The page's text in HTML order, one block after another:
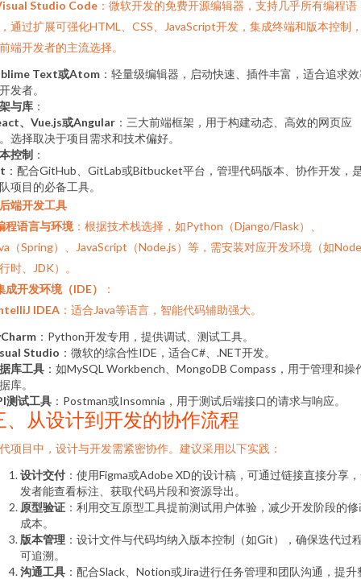
Studio Code ：微软开发的免费开源编辑器，支持几乎所有编程语
通过扩展可强化HTML、CSS、JavaScript开发，集成终端和版本控制
端开发者的主流选择。
Text或Atom ：轻量级编辑器，启动快速、插件丰富，适合追求
发者。
与库 ：
、Vue.js或Angular ：三大前端框架，用于构建动态、高效的网页应
选择取决于项目需求和技术偏好。
控制 ：
：配合GitHub、GitLab或Bitbucket平台，管理代码版本、协作开发，
项目的必备工具。
端开发工具
程语言与环境 ：根据技术栈选择，如Python（Django/Flask）、
（Spring）、JavaScript（Node.js）等，需安装对应开发环境（如
时、JDK）。
成开发环境（IDE）
：
IDEA ：适合Java等语言，智能代码辅助强大。
：Python开发专用，提供调试、测试工具。
Studio ：微软的综合性IDE，适合C#、.NET开发。
库工具 ：如MySQL Workbench、MongoDB Compass，用于管理和操
库。
测试工具 ：Postman或Insomnia，用于测试后端接口的请求与响应。
、从设计到开发的协作流程
项目中，设计与开发需紧密协作。建议采用以下实践：
设计交付 ：使用Figma或Adobe XD的设计稿，可通过链接直接分享
发者能查看标注、获取代码片段和资源导出。
原型验证 ：利用交互原型工具提前测试用户体验，减少开发阶段的修
成本。
版本管理 ：设计文件与代码均纳入版本控制（如Git），确保迭代过
可追溯。
沟通工具 ：配合Slack、Notion或Jira进行任务管理和团队沟通，提升